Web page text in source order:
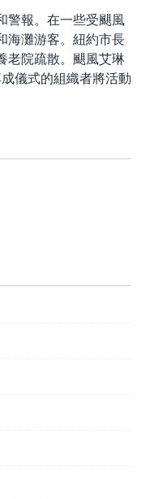
警報。在一些受颶風
海灘游客。紐約市長
老院疏散。颶風艾琳
儀式的組織者將活動